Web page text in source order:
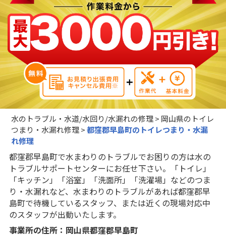
水のトラブル・水道/水回り/水漏れの修理> 岡山県のトイレ
つまり・水漏れ修理>都窪郡早島町のトイレつまり・水漏
れ修理
都窪郡早島町で水まわりのトラブルでお困りの方は水の
トラブルサポートセンターにお任せ下さい。「トイレ」
「キッチン」「浴室」「洗面所」「洗濯場」などのつま
り・水漏れなど、水まわりのトラブルがあれば都窪郡早
島町で待機しているスタッフ、または近くの現場対応中
のスタッフが出動いたします。
事業所の住所：岡山県都窪郡早島町